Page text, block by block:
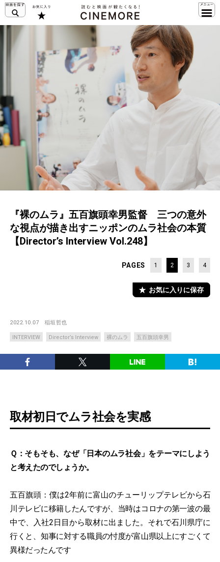
『裸のムラ』五百旗頭幸男監督 三つの意外
な視点が描き出すニッポンのムラ社会の本質
【Director’s Interview Vol.248】
PAGES 1 2 3 4
お気に入りに保存
2022.10.07 稲垣哲也
INTERVIEW Director’s Interview 裸のムラ 五百旗頭幸男
取材初日でムラ社会を実感
Ｑ：そもそも、なぜ「日本のムラ社会」をテーマにしよう
と考えたのでしょうか。
五百旗頭：僕は2年前に富山のチューリップテレビから石
川テレビに移籍したんですが、当時はコロナの第一波の最
中で、入社2日目から取材に出ました。それで石川県庁に
行くと、知事に対する職員の忖度が富山県以上にすごくて
異様だったんです